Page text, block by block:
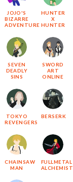
JOJO'S
BIZARRE
ADVENTURE
HUNTER
X
HUNTER
SEVEN
DEADLY
SINS
SWORD
ART
ONLINE
TOKYO
REVENGERS
BERSERK
CHAINSAW
MAN
FULLMETAL
ALCHEMIST